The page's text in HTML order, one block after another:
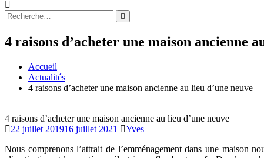
Rechercher
:
Rechercher
4 raisons d’acheter une maison ancienne
Accueil
Actualités
4 raisons d’acheter une maison ancienne au lieu d’une neuve
4 raisons d’acheter une maison ancienne au lieu d’une neuve
22 juillet 201916 juillet 2021
Yves
Nous comprenons l’attrait de l’emménagement dans une maison